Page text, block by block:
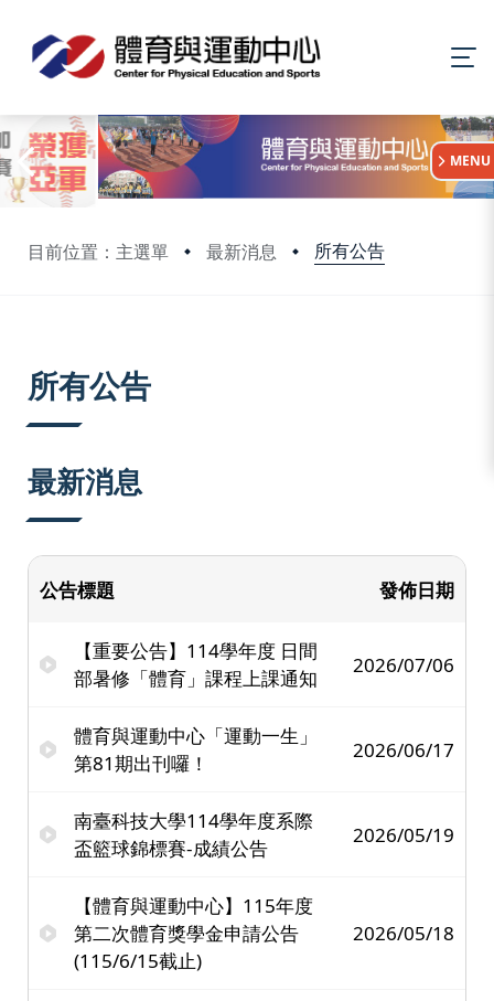
目前位置：主選單 最新消息 所有公告
MENU
所有公告
最新消息
公告標題 發佈日期
【重要公告】114學年度 日間
部暑修「體育」課程上課通知
2026/07/06
體育與運動中心「運動一生」
第81期出刊囉！
2026/06/17
南臺科技大學114學年度系際
盃籃球錦標賽-成績公告
2026/05/19
【體育與運動中心】115年度
第二次體育獎學金申請公告
(115/6/15截止)
2026/05/18